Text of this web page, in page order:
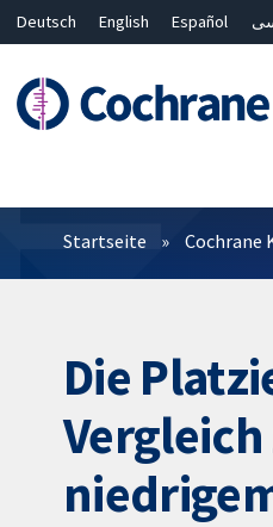
Deutsch English Español
Filter
Startseite Cochrane
Die